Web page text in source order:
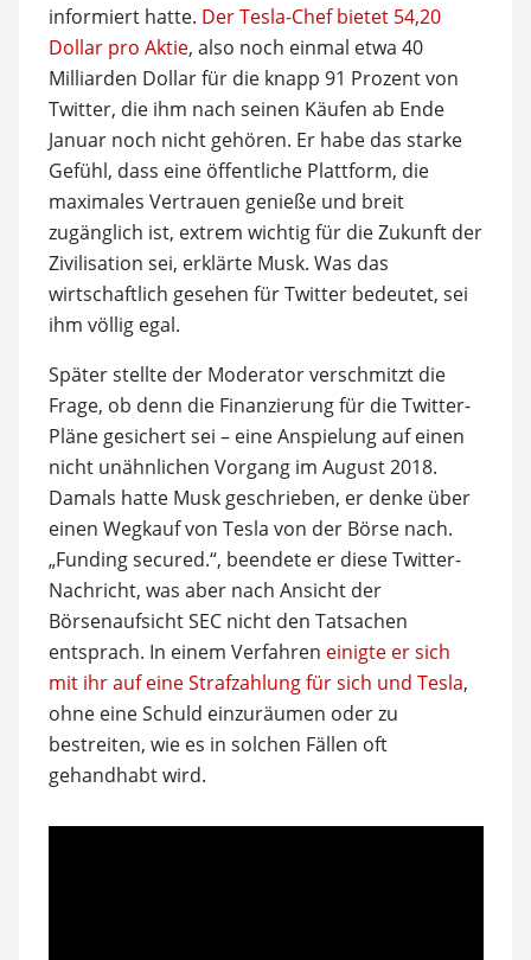
informiert hatte. Der Tesla-Chef bietet 54,20
Dollar pro Aktie, also noch einmal etwa 40
Milliarden Dollar für die knapp 91 Prozent von
Twitter, die ihm nach seinen Käufen ab Ende
Januar noch nicht gehören. Er habe das starke
Gefühl, dass eine öffentliche Plattform, die
maximales Vertrauen genieße und breit
zugänglich ist, extrem wichtig für die Zukunft der
Zivilisation sei, erklärte Musk. Was das
wirtschaftlich gesehen für Twitter bedeutet, sei
ihm völlig egal.
Später stellte der Moderator verschmitzt die
Frage, ob denn die Finanzierung für die Twitter-
Pläne gesichert sei – eine Anspielung auf einen
nicht unähnlichen Vorgang im August 2018.
Damals hatte Musk geschrieben, er denke über
einen Wegkauf von Tesla von der Börse nach.
„Funding secured.“, beendete er diese Twitter-
Nachricht, was aber nach Ansicht der
Börsenaufsicht SEC nicht den Tatsachen
entsprach. In einem Verfahren einigte er sich
mit ihr auf eine Strafzahlung für sich und Tesla,
ohne eine Schuld einzuräumen oder zu
bestreiten, wie es in solchen Fällen oft
gehandhabt wird.